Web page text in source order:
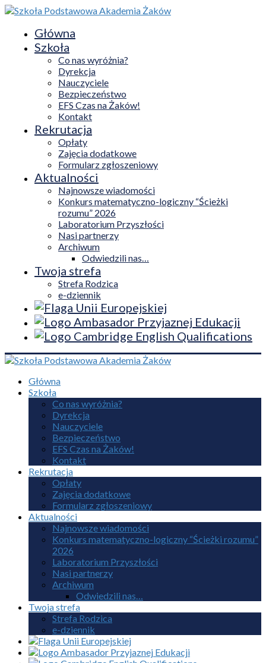
Główna
Szkoła
Co nas wyróżnia?
Dyrekcja
Nauczyciele
Bezpieczeństwo
EFS Czas na Żaków!
Kontakt
Rekrutacja
Opłaty
Zajęcia dodatkowe
Formularz zgłoszeniowy
Aktualności
Najnowsze wiadomości
Konkurs matematyczno-logiczny “Ścieżki
rozumu” 2026
Laboratorium Przyszłości
Nasi partnerzy
Archiwum
Odwiedzili nas…
Twoja strefa
Strefa Rodzica
e-dziennik
Główna
Szkoła
Co nas wyróżnia?
Dyrekcja
Nauczyciele
Bezpieczeństwo
EFS Czas na Żaków!
Kontakt
Rekrutacja
Opłaty
Zajęcia dodatkowe
Formularz zgłoszeniowy
Aktualności
Najnowsze wiadomości
Konkurs matematyczno-logiczny “Ścieżki rozumu”
2026
Laboratorium Przyszłości
Nasi partnerzy
Archiwum
Odwiedzili nas…
Twoja strefa
Strefa Rodzica
e-dziennik